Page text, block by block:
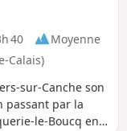
40
Moyenne
Calais)
sur-Canche son
passant par la
le-Boucq en